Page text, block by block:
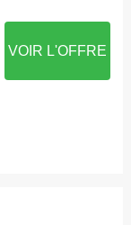
VOIR L'OFFRE